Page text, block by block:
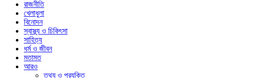
রাজনীতি
খেলাধুলা
বিনোদন
স্বাস্থ্য ও চিকিৎসা
সাহিত্য
ধর্ম ও জীবন
মতামত
আরও
তথ্য ও প্রযুক্তি